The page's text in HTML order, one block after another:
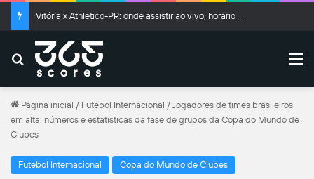
Buscar
Página inicial / Futebol Internacional / Jogadores de times brasileiros
em alta: números e estatísticas da fase de grupos da Copa do Mundo de
Clubes
Futebol Internacional Copa do Mundo de Clubes